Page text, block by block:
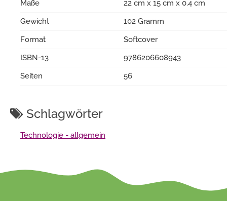
Maße
22 cm x 15 cm x 0.4 cm
Gewicht
102 Gramm
Format
Softcover
ISBN-13
9786206608943
Seiten
56
Schlagwörter
Technologie - allgemein